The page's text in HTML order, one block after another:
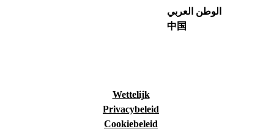
الوطن العربي
中国
Wettelijk
Privacybeleid
Cookiebeleid